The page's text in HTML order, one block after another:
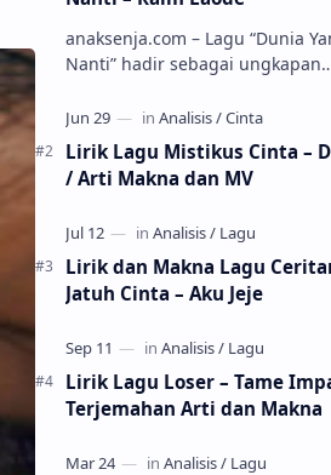
anaksenja.com – Lagu “Dunia Yang
Nanti” hadir sebagai ungkapan
tak selalu bisa dimiliki.
kisah du…
Lirik Lagu Mistikus Cinta –
/ Arti Makna dan MV
Lirik dan Makna Lagu
Jatuh Cinta – Aku Jeje
Lirik Lagu Loser – Tame
Terjemahan Arti dan Makna